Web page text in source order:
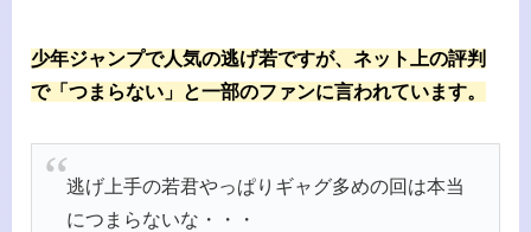
少年ジャンプで人気の逃げ若ですが、ネット上の評判
で「つまらない」と一部のファンに言われています。
逃げ上手の若君やっぱりギャグ多めの回は本当
につまらないな・・・